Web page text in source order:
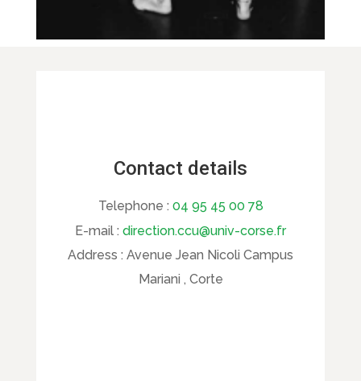
Contact details
Telephone : 04 95 45 00 78
E-mail : direction.ccu@univ-corse.fr
Address : Avenue Jean Nicoli Campus
Mariani , Corte